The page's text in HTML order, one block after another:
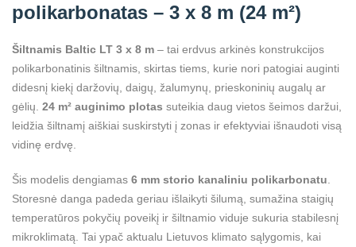
polikarbonatas – 3 x 8 m (24 m²)
Šiltnamis Baltic LT 3 x 8 m – tai erdvus arkinės konstrukcijos
polikarbonatinis šiltnamis, skirtas tiems, kurie nori patogiai auginti
didesnį kiekį daržovių, daigų, žalumynų, prieskoninių augalų ar
gėlių. 24 m² auginimo plotas suteikia daug vietos šeimos daržui,
leidžia šiltnamį aiškiai suskirstyti į zonas ir efektyviai išnaudoti visą
vidinę erdvę.
Šis modelis dengiamas 6 mm storio kanaliniu polikarbonatu
Storesnė danga padeda geriau išlaikyti šilumą, sumažina staigių
temperatūros pokyčių poveikį ir šiltnamio viduje sukuria stabilesnį
mikroklimatą. Tai ypač aktualu Lietuvos klimato sąlygomis, kai